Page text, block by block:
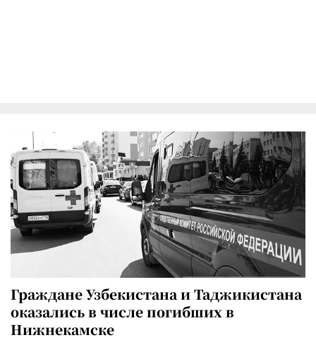
Граждане Узбекистана и Таджикистана
оказались в числе погибших в
Нижнекамске